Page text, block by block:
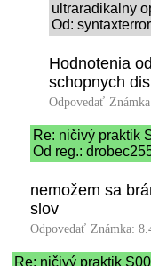
ultraradikalny
Od:
Hodnotenia
schopnych
Odpovedať
Re: ničivý praktik
Od reg.:
nemožem sa
slov
Odpovedať Známka:
Re: ničivý praktik